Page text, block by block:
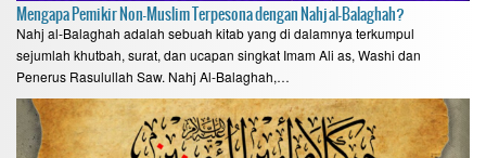
Mengapa Pemikir Non-Muslim Terpesona dengan Nahj al-Balaghah?
Nahj al-Balaghah adalah sebuah kitab yang di dalamnya terkumpul
sejumlah khutbah, surat, dan ucapan singkat Imam Ali as, Washi dan
Penerus Rasulullah Saw. Nahj Al-Balaghah,…